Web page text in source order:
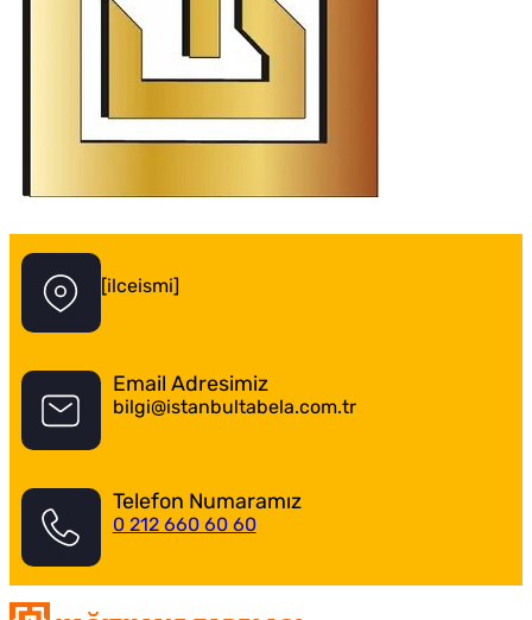
[ilceismi]
Email Adresimiz
bilgi@istanbultabela.com.tr
Telefon Numaramız
0 212 660 60 60